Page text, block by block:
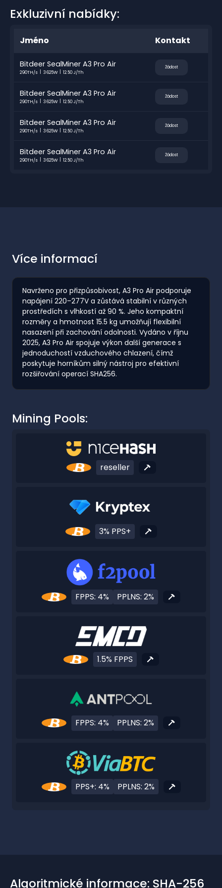
Exkluzivní nabídky:
Jméno Kontakt
Bitdeer SealMiner A3 Pro Air
290TH/s 3625W 12.50 J/Th
Žádost
Bitdeer SealMiner A3 Pro Air
290TH/s 3625W 12.50 J/Th
Žádost
Bitdeer SealMiner A3 Pro Air
290TH/s 3625W 12.50 J/Th
Žádost
Bitdeer SealMiner A3 Pro Air
290TH/s 3625W 12.50 J/Th
Žádost
Více informací
Navrženo pro přizpůsobivost, A3 Pro Air podporuje
napájení 220–277V a zůstává stabilní v různých
prostředích s vlhkostí až 90 %. Jeho kompaktní
rozměry a hmotnost 15.5 kg umožňují flexibilní
nasazení při zachování odolnosti. Vydáno v říjnu
2025, A3 Pro Air spojuje výkon další generace s
jednoduchostí vzduchového chlazení, čímž
poskytuje horníkům silný nástroj pro efektivní
rozšiřování operací SHA256.
Mining Pools:
reseller
3% PPS+
FPPS: 4% PPLNS: 2%
1.5% FPPS
FPPS: 4% PPLNS: 2%
PPS+: 4% PPLNS: 2%
Algoritmické informace: SHA-256